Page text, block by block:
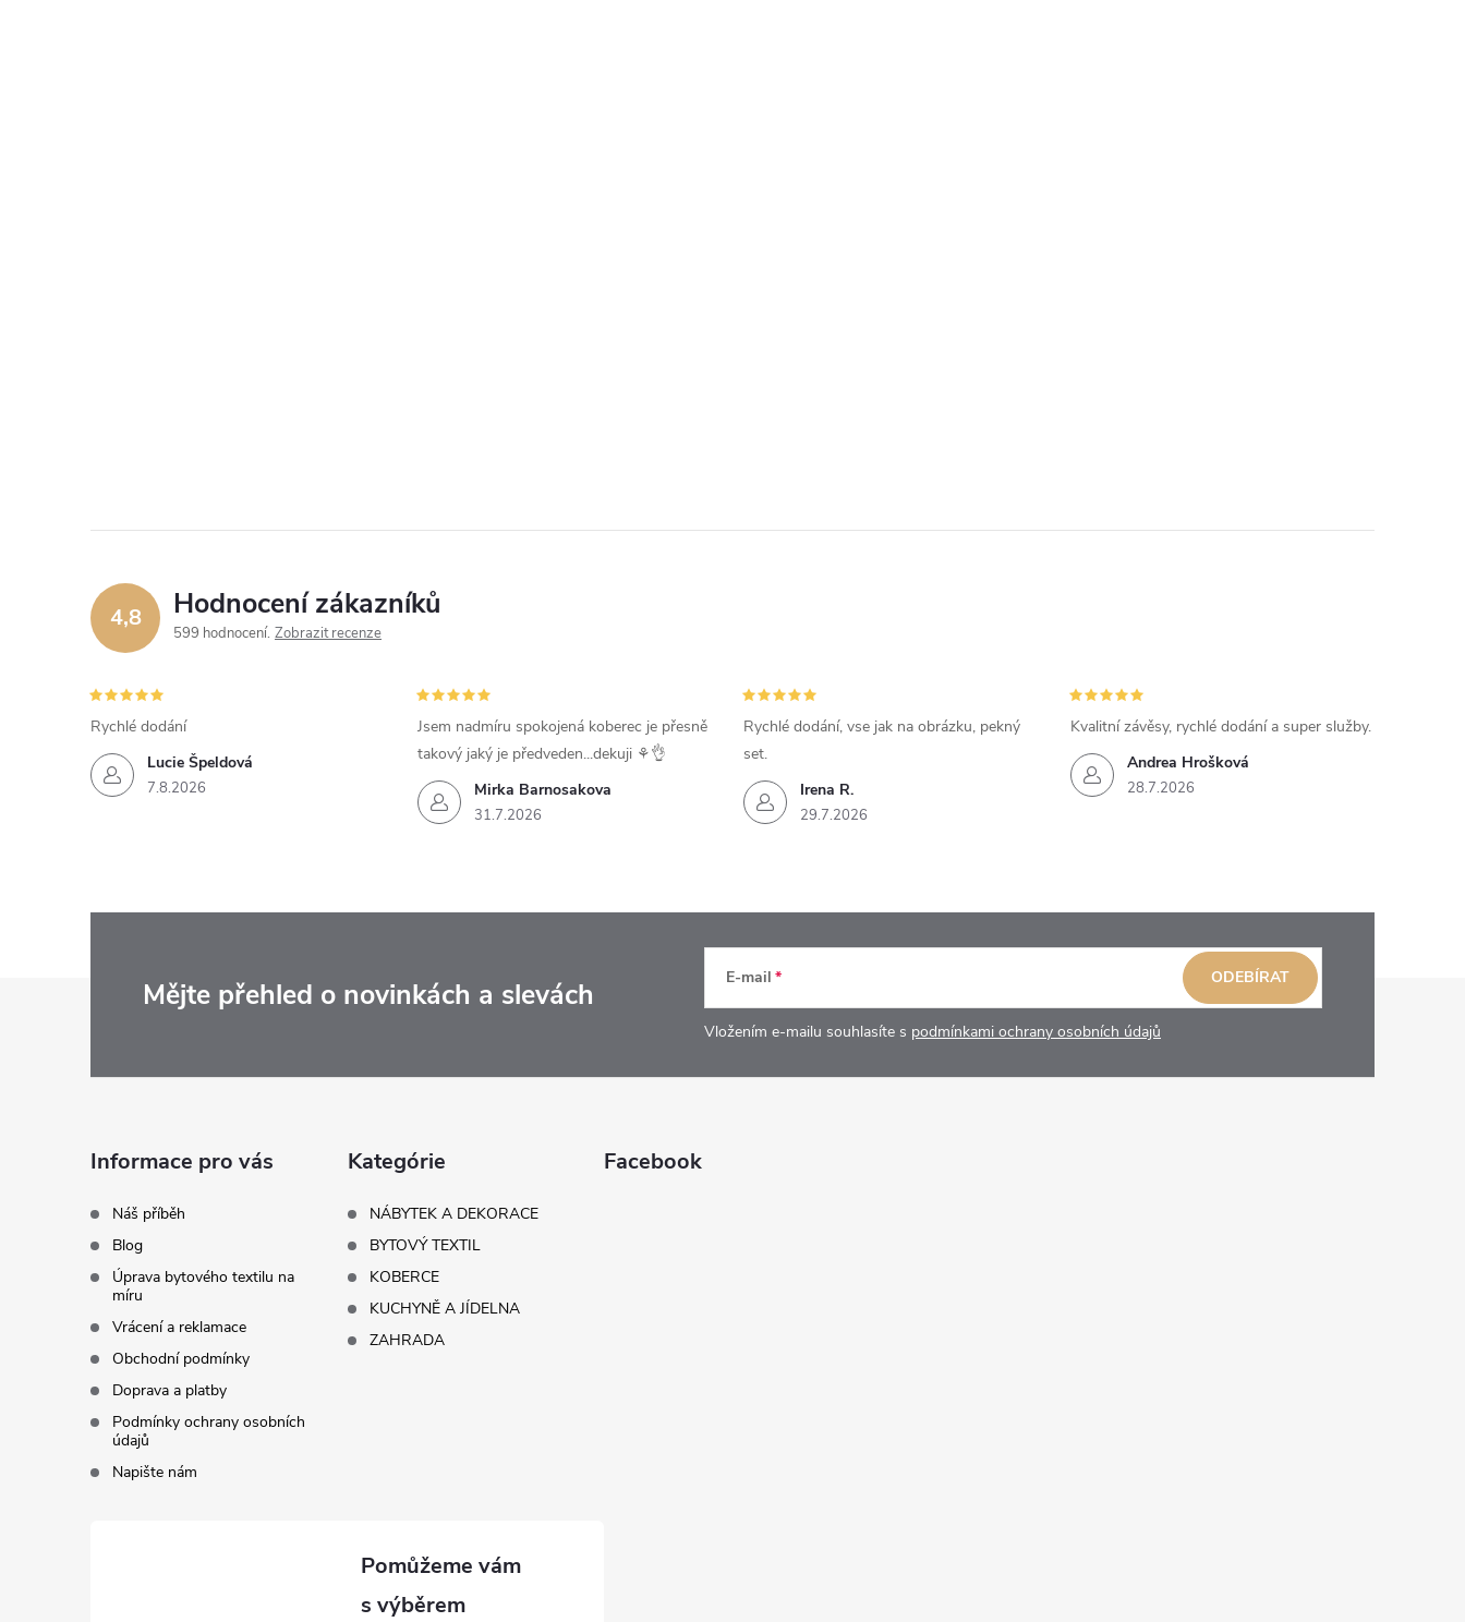
4,8 Hodnocení zákazníků
599 hodnocení Zobrazit recenze
Lucie Špeldová
7.8.2026
Rychlé dodání
Mirka Barnosakova
31.7.2026
Jsem nadmíru spokojená koberec je přesně
takový jaký je předveden...dekuji ⚘️👌
Irena R.
29.7.2026
Rychlé dodání, vse jak na obrázku, pekný
set.
Andrea Hrošková
28.7.2026
Kvalitní závěsy, rychlé dodání a super služby.
Mějte přehled o novinkách a slevách E-mail
Vložením e-mailu souhlasíte s podmínkami ochrany osobních údajů
ODEBÍRAT
Informace pro vás
Náš příběh
Blog
Úprava bytového textilu na
míru
Vrácení a reklamace
Obchodní podmínky
Doprava a platby
Podmínky ochrany osobních
údajů
Napište nám
Kategórie
NÁBYTEK A DEKORACE
BYTOVÝ TEXTIL
KOBERCE
KUCHYNĚ A JÍDELNA
ZAHRADA
Facebook